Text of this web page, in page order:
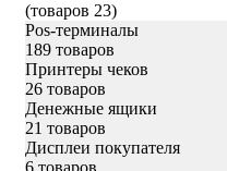
(товаров 23)
Pos-терминалы
189 товаров
Принтеры чеков
26 товаров
Денежные ящики
21 товаров
Дисплеи покупателя